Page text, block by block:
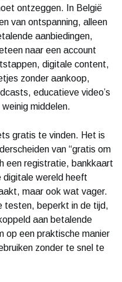
ontzeggen. In België
van ontspanning, alleen
aanbiedingen,
naar een account
digitale content,
zonder aankoop,
educatieve video’s
middelen.
gratis te vinden. Het is
van “gratis om
een registratie, bankkaart
digitale wereld heeft
maar ook wat vager.
testen, beperkt in de tijd,
aan betalende
op een praktische manier
zonder te snel te